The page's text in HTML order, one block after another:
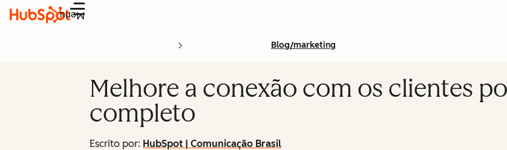
Menu
Blog/marketing
Melhore a conexão com os clientes
completo
Escrito por: HubSpot | Comunicação Brasil